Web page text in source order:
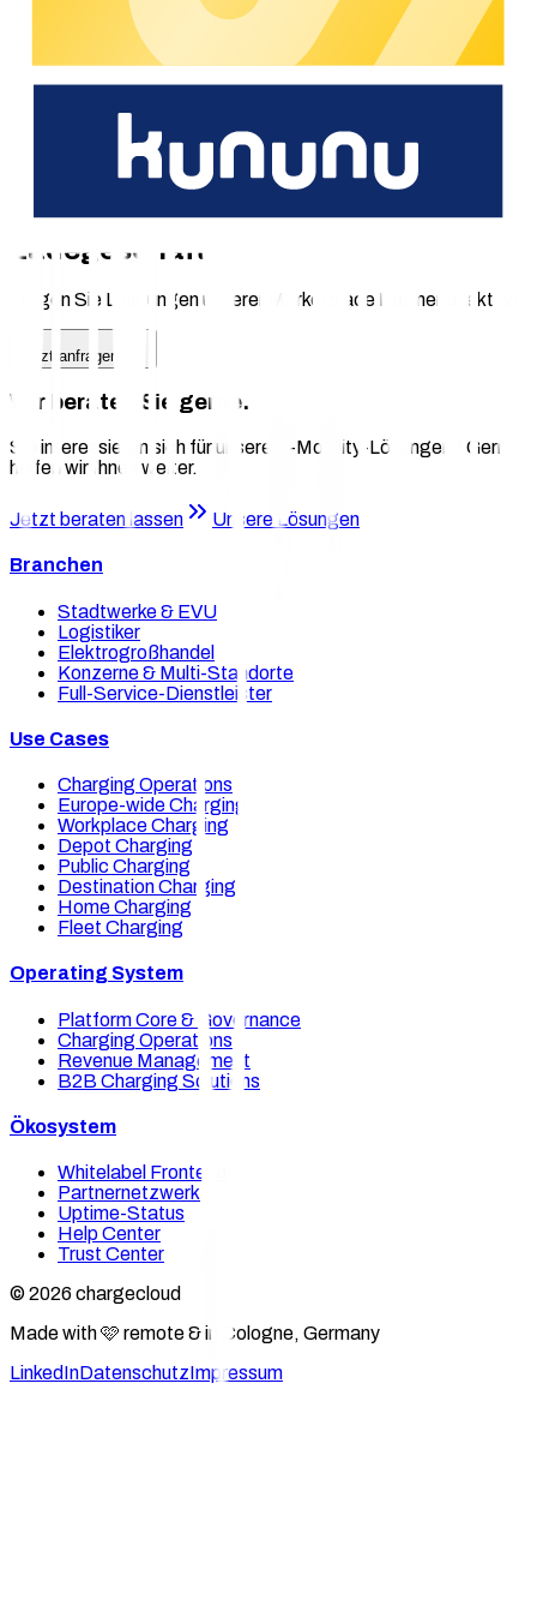
Zeitersparnis durch automatisierte Abwicklung
Minimierung von Fehler und Compliance Risiken
Vertrauen durch persönliche Betreuung und
maßgeschneiderte Lösungen
Die passende Lösung für Ihr
Ladegeschäft?
Fragen Sie Leistungen unserer Marketplace Partner direkt an.
Jetzt anfragen
Wir beraten Sie gerne.
Sie interessieren sich für unsere E-Mobility-Lösungen? Gerne
helfen wir Ihnen weiter.
Jetzt beraten lassen Unsere Lösungen
Branchen
Stadtwerke & EVU
Logistiker
Elektrogroßhandel
Konzerne & Multi-Standorte
Full-Service-Dienstleister
Use Cases
Charging Operations
Europe-wide Charging
Workplace Charging
Depot Charging
Public Charging
Destination Charging
Home Charging
Fleet Charging
Operating System
Platform Core & Governance
Charging Operations
Revenue Management
B2B Charging Solutions
Ökosystem
Whitelabel Frontends
Partnernetzwerk
Uptime-Status
Help Center
Trust Center
© 2026 chargecloud
Made with 🩷 remote & in Cologne, Germany
LinkedInDatenschutzImpressum